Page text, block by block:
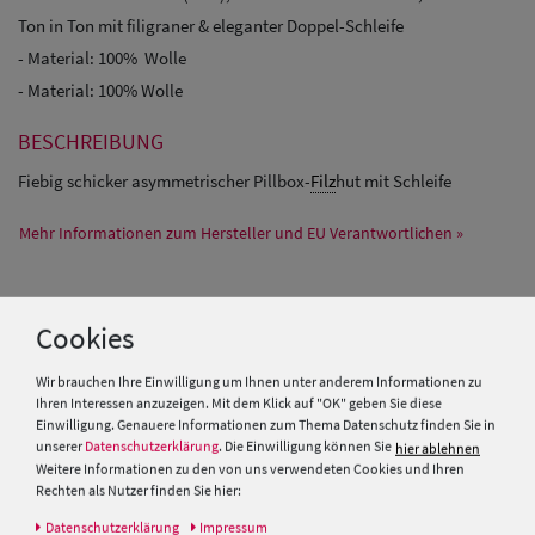
Ton in Ton mit filigraner & eleganter Doppel-Schleife
- Material: 100% Wolle
- Material: 100% Wolle
BESCHREIBUNG
Fiebig schicker asymmetrischer Pillbox-Filzhut mit Schleife
Mehr Informationen zum Hersteller und EU Verantwortlichen »
PRODUKTEMPFEHLUNGEN
Cookies
Wir brauchen Ihre Einwilligung um Ihnen unter anderem Informationen zu
Ihren Interessen anzuzeigen. Mit dem Klick auf "OK" geben Sie diese
Einwilligung. Genauere Informationen zum Thema Datenschutz finden Sie in
unserer Datenschutzerklärung. Die Einwilligung können Sie hier ablehnen
Weitere Informationen zu den von uns verwendeten Cookies und Ihren
Rechten als Nutzer finden Sie hier:
Daten­schutz­erklärung Impressum